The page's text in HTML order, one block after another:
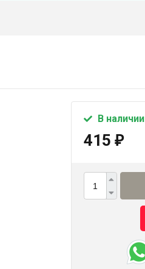
В наличии
415 ₽